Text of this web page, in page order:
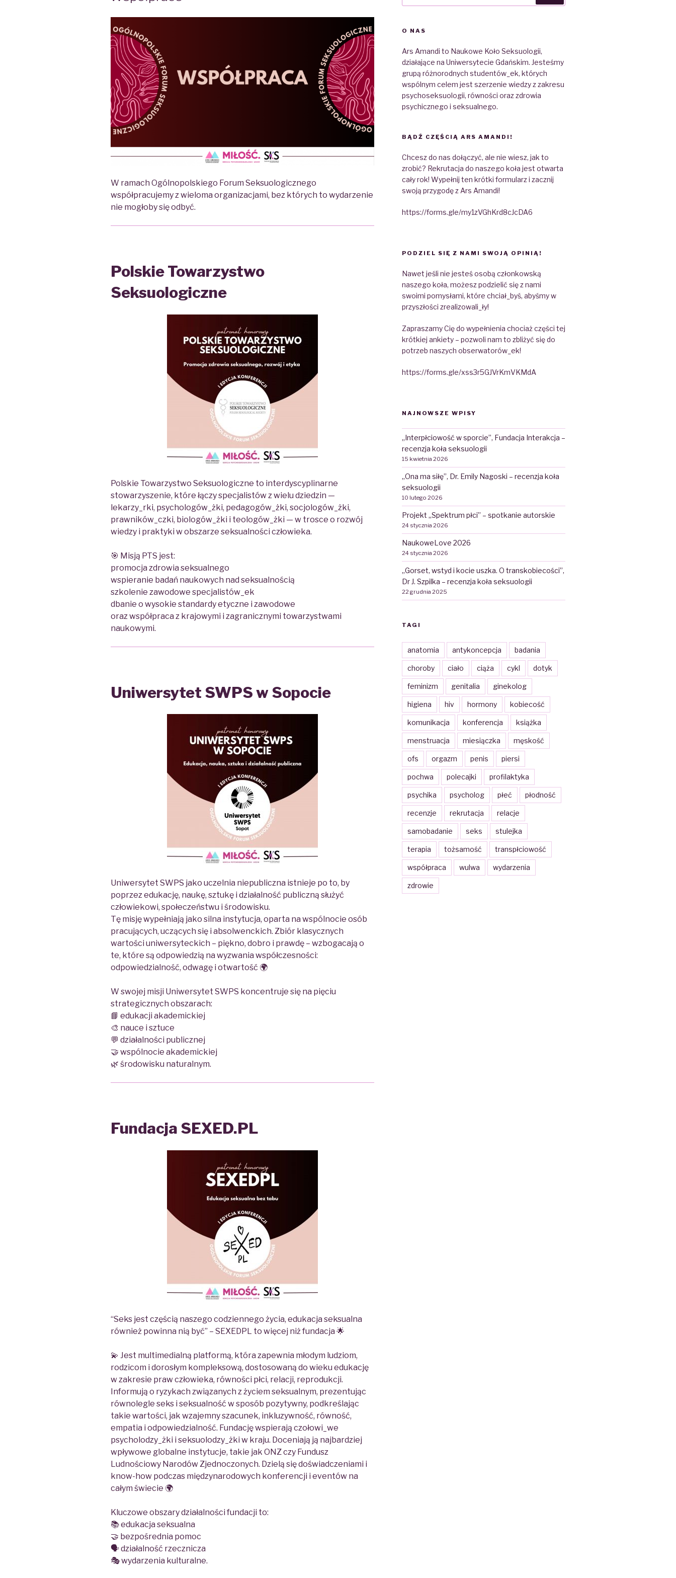
W ramach Ogólnopolskiego Forum Seksuologicznego
współpracujemy z wieloma organizacjami, bez których to wydarzenie
nie mogłoby się odbyć.
Polskie Towarzystwo
Seksuologiczne
Polskie Towarzystwo Seksuologiczne to interdyscyplinarne
stowarzyszenie, które łączy specjalistów z wielu dziedzin —
lekarzy_rki, psychologów_żki, pedagogów_żki, socjologów_żki,
prawników_czki, biologów_żki i teologów_żki — w trosce o rozwój
wiedzy i praktyki w obszarze seksualności człowieka.
🎯 Misją PTS jest:
promocja zdrowia seksualnego
wspieranie badań naukowych nad seksualnością
szkolenie zawodowe specjalistów_ek
dbanie o wysokie standardy etyczne i zawodowe
oraz współpraca z krajowymi i zagranicznymi towarzystwami
naukowymi.
Uniwersytet SWPS w Sopocie
Uniwersytet SWPS jako uczelnia niepubliczna istnieje po to, by
poprzez edukację, naukę, sztukę i działalność publiczną służyć
człowiekowi, społeczeństwu i środowisku.
Tę misję wypełniają jako silna instytucja, oparta na wspólnocie osób
pracujących, uczących się i absolwenckich. Zbiór klasycznych
wartości uniwersyteckich – piękno, dobro i prawdę – wzbogacają o
te, które są odpowiedzią na wyzwania współczesności:
odpowiedzialność, odwagę i otwartość 🌍
W swojej misji Uniwersytet SWPS koncentruje się na pięciu
strategicznych obszarach:
📘 edukacji akademickiej
🎨 nauce i sztuce
💬 działalności publicznej
🤝 wspólnocie akademickiej
🌿 środowisku naturalnym.
Fundacja SEXED.PL
“Seks jest częścią naszego codziennego życia, edukacja seksualna
również powinna nią być” – SEXEDPL to więcej niż fundacja 🌟
💫 Jest multimedialną platformą, która zapewnia młodym ludziom,
rodzicom i dorosłym kompleksową, dostosowaną do wieku edukację
w zakresie praw człowieka, równości płci, relacji, reprodukcji.
Informują o ryzykach związanych z życiem seksualnym, prezentując
równolegle seks i seksualność w sposób pozytywny, podkreślając
takie wartości, jak wzajemny szacunek, inkluzywność, równość,
empatia i odpowiedzialność. Fundację wspierają czołowi_we
psycholodzy_żki i seksuolodzy_żki w kraju. Doceniają ją najbardziej
wpływowe globalne instytucje, takie jak ONZ czy Fundusz
Ludnościowy Narodów Zjednoczonych. Dzielą się doświadczeniami i
know-how podczas międzynarodowych konferencji i eventów na
całym świecie 🌍
Kluczowe obszary działalności fundacji to:
📚 edukacja seksualna
🤝 bezpośrednia pomoc
🗣️ działalność rzecznicza
🎭 wydarzenia kulturalne.
O NAS
Ars Amandi to Naukowe Koło Seksuologii,
działające na Uniwersytecie Gdańskim. Jesteśmy
grupą różnorodnych studentów_ek, których
wspólnym celem jest szerzenie wiedzy z zakresu
psychoseksuologii, równości oraz zdrowia
psychicznego i seksualnego.
BĄDŹ CZĘŚCIĄ ARS AMANDI!
Chcesz do nas dołączyć, ale nie wiesz, jak to
zrobić? Rekrutacja do naszego koła jest otwarta
cały rok! Wypełnij ten krótki formularz i zacznij
swoją przygodę z Ars Amandi!
https://forms.gle/my1zVGhKrd8cJcDA6
PODZIEL SIĘ Z NAMI SWOJĄ OPINIĄ!
Nawet jeśli nie jesteś osobą członkowską
naszego koła, możesz podzielić się z nami
swoimi pomysłami, które chciał_byś, abyśmy w
przyszłości zrealizowali_ły!
Zapraszamy Cię do wypełnienia chociaż części tej
krótkiej ankiety – pozwoli nam to zbliżyć się do
potrzeb naszych obserwatorów_ek!
https://forms.gle/xss3r5GJVrKmVKMdA
NAJNOWSZE WPISY
„Interpłciowość w sporcie”, Fundacja Interakcja –
recenzja koła seksuologii
15 kwietnia 2026
„Ona ma siłę”, Dr. Emily Nagoski – recenzja koła
seksuologii
10 lutego 2026
Projekt „Spektrum płci” – spotkanie autorskie
24 stycznia 2026
NaukoweLove 2026
24 stycznia 2026
„Gorset, wstyd i kocie uszka. O transkobiecości”,
Dr J. Szpilka – recenzja koła seksuologii
22 grudnia 2025
TAGI
anatomia antykoncepcja badania
choroby ciało ciąża cykl dotyk
feminizm genitalia ginekolog
higiena hiv hormony kobiecość
komunikacja konferencja książka
menstruacja miesiączka męskość
ofs orgazm penis piersi
pochwa polecajki profilaktyka
psychika psycholog płeć płodność
recenzje rekrutacja relacje
samobadanie seks stulejka
terapia tożsamość transpłciowość
współpraca wulwa wydarzenia
zdrowie